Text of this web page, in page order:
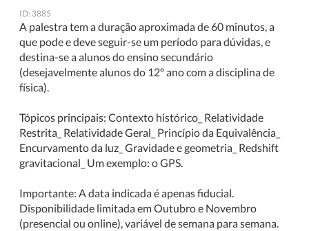
ID: 3885
A palestra tem a duração aproximada de 60 minutos, a
que pode e deve seguir-se um período para dúvidas, e
destina-se a alunos do ensino secundário
(desejavelmente alunos do 12º ano com a disciplina de
física).
Tópicos principais: Contexto histórico_ Relatividade
Restrita_ Relatividade Geral_ Princípio da Equivalência_
Encurvamento da luz_ Gravidade e geometria_ Redshift
gravitacional_ Um exemplo: o GPS.
Importante: A data indicada é apenas fiducial.
Disponibilidade limitada em Outubro e Novembro
(presencial ou online), variável de semana para semana.